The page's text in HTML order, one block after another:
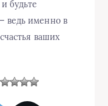
будьте
ведь именно в
ваших